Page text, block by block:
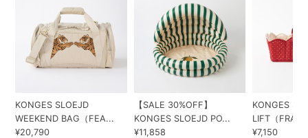
KONGES SLOEJD
WEEKEND BAG（FEA...
¥20,790
【SALE 30%OFF】
KONGES SLOEJD PO...
¥11,858
KONGES
LIFT（
¥7,150